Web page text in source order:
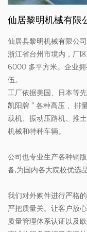
仙居黎明机械有限
仙居县黎明机械有限公
浙江省台州市境内，厂
6000 多平方米。企业
伍。
工厂依据美国、日本等
凯阳牌 ” 各种高压 、排
载机、振动压路机、推
机械和特种车辆。
公司也专业生产各种铜
备,为国内各大院校优选品
我们对外购件进行严格
严把质量关。让客户放
质量管理体系认证以及